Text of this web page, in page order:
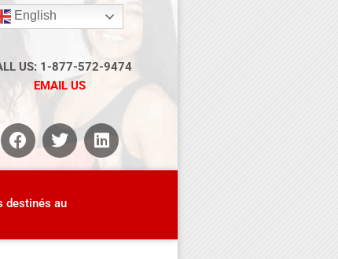
English
US: 1-877-572-9474
EMAIL US
destinés au